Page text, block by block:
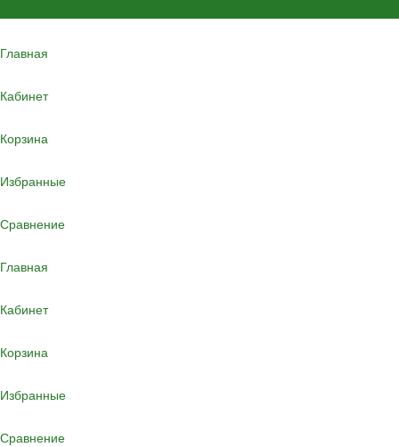
Главная
Кабинет
Корзина
Избранные
Сравнение
Главная
Кабинет
Корзина
Избранные
Сравнение